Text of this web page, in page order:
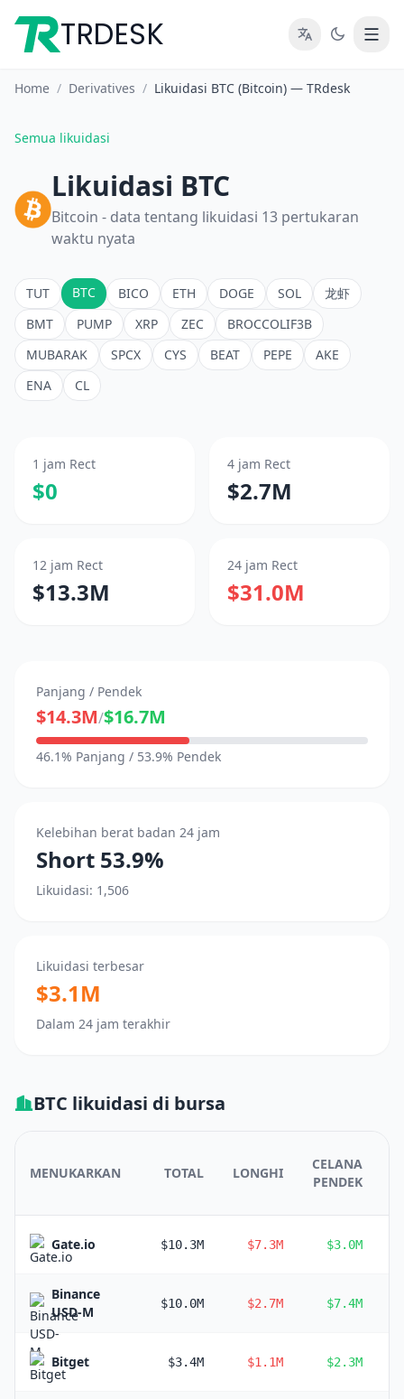
TRDESK
Home / Derivatives / Likuidasi BTC (Bitcoin) — TRdesk
Semua likuidasi
Likuidasi BTC
Bitcoin - data tentang likuidasi 13 pertukaran
waktu nyata
TUT BTC BICO ETH DOGE SOL
龙虾
BMT
PUMP XRP ZEC
BROCCOLIF3B
MUBARAK
SPCX CYS BEAT PEPE
AKE
ENA
CL
1 jam Rect
$0
4 jam Rect
$2.7M
12 jam Rect
$13.3M
24 jam Rect
$31.0M
Panjang / Pendek
$14.3M/$16.7M
46.1% Panjang / 53.9% Pendek
Kelebihan berat badan 24 jam
Short 53.9%
Likuidasi: 1,506
Likuidasi terbesar
$3.1M
Dalam 24 jam terakhir
BTC likuidasi di bursa
MENUKARKAN TOTAL LONGHI
CELANA
PENDEK
Gate.io $10.3M $7.3M $3.0M
Binance
USD-M
$10.0M $2.7M $7.4M
Bitget $3.4M $1.1M $2.3M